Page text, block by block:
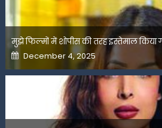
मुझे फिल्मों में शोपीस की तरह इस्तेमाल किया
Posted
on
December 4, 2025